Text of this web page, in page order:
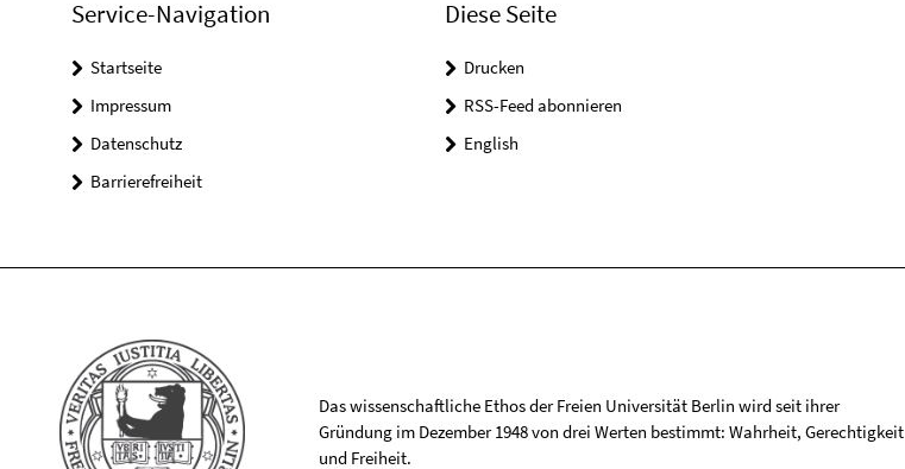
Service-Navigation
Startseite
Impressum
Datenschutz
Barrierefreiheit
Diese Seite
Drucken
RSS-Feed abonnieren
English
Das wissenschaftliche Ethos der Freien Universität Berlin wird seit ihrer
Gründung im Dezember 1948 von drei Werten bestimmt: Wahrheit, Gerechtigkeit
und Freiheit.